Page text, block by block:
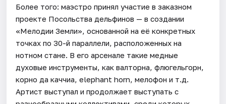
Более того: маэстро принял участие в заказном
проекте Посольства дельфинов — в создании
«Мелодии Земли», основанной на её конкретных
точках по 30-й параллели, расположенных на
нотном стане. В его арсенале такие медные
духовые инструменты, как валторна, флюгельгорн,
корно да каччиа, elephant horn, мелофон и т.д.
Артист выступал и продолжает выступать с